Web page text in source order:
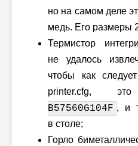
но на самом деле
медь. Его размеры
Термистор
не удалось
чтобы как
printer.cfg,
B57560G104F , и
в столе;
Горло